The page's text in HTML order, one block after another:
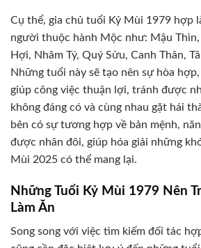
Cụ thể, gia chủ tuổi Kỷ Mùi 1979 hợp
người thuộc hành Mộc như: Mậu Thìn,
Hợi, Nhâm Tý, Quý Sửu, Canh Thân,
Những tuổi này sẽ tạo nên sự hòa
giúp công việc thuận lợi, tránh được
không đáng có và cùng nhau gặt hái
bên có sự tương hợp về bản mệnh,
được nhân đôi, giúp hóa giải những
Mùi 2025 có thể mang lại.
Những Tuổi Kỷ Mùi 1979 Nên
Làm Ăn
Song song với việc tìm kiếm đối tác